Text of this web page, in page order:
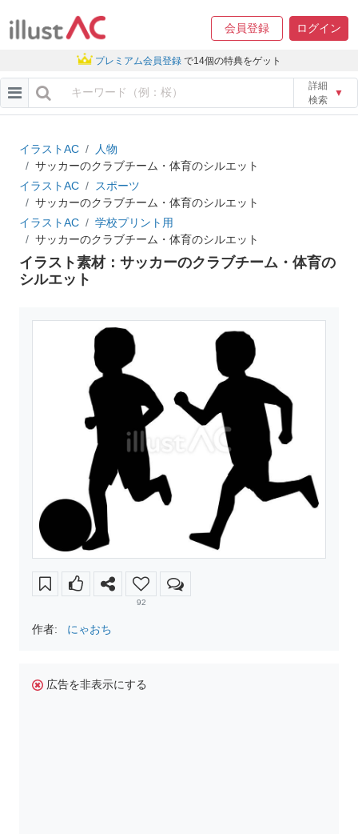
会員登録 ログイン
プレミアム会員登録 で14個の特典をゲット
詳細
検索
▼
イラストAC
人物
サッカーのクラブチーム・体育のシルエット
イラストAC
スポーツ
サッカーのクラブチーム・体育のシルエット
イラストAC
学校プリント用
サッカーのクラブチーム・体育のシルエット
イラスト素材：サッカーのクラブチーム・体育の
シルエット
92
作者: にゃおち
広告を非表示にする